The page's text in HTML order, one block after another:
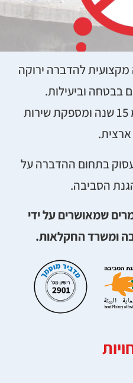
להדברה ירוקה
בבטחה וביעילות.
חברתנו קיימת למעלה מ 15 שנה ומספקת שירות
בתחום ההדברה על
הסביבה.
שמאושרים על ידי
ומשרד החקלאות.